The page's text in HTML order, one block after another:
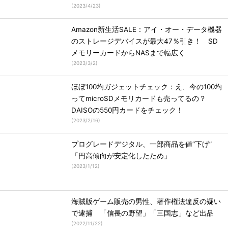
(2023/4/23)
Amazon新生活SALE：アイ・オー・データ機器
のストレージデバイスが最大47％引き！ SD
メモリーカードからNASまで幅広く
(2023/3/2)
ほぼ100均ガジェットチェック：え、今の100均
ってmicroSDメモリカードも売ってるの？
DAISOの550円カードをチェック！
(2023/2/16)
プログレードデジタル、一部商品を値“下げ”
「円高傾向が安定化したため」
(2023/1/12)
海賊版ゲーム販売の男性、著作権法違反の疑い
で逮捕 「信長の野望」「三国志」など出品
(2022/11/22)